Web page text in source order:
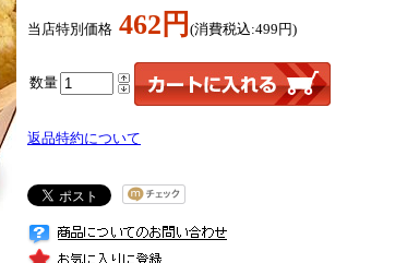
当店特別価格 462円(消費税込:499円)
数量
返品特約について